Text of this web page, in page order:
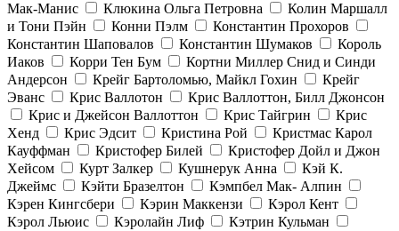
Мак-Манис
Клюкина Ольга Петровна
Колин Маршалл
и Тони Пэйн
Конни Пэлм
Константин Прохоров
Константин Шаповалов
Константин Шумаков
Король
Иаков
Корри Тен Бум
Кортни Миллер Снид и Синди
Андерсон
Крейг Бартоломью, Майкл Гохин
Крейг
Эванс
Крис Валлотон
Крис Валлоттон, Билл Джонсон
Крис и Джейсон Валлоттон
Крис Тайгрин
Крис
Хенд
Крис Эдсит Кристина Рой
Кристмас Карол
Кауффман
Кристофер Билей
Кристофер Дойл и Джон
Хейсом
Курт Залкер Кушнерук Анна
Кэй К.
Джеймс
Кэйти Бразелтон
Кэмпбел Мак- Алпин
Кэрен Кингсбери
Кэрин Маккензи
Кэрол Кент
Кэрол Льюис
Кэролайн Лиф
Кэтрин Кульман